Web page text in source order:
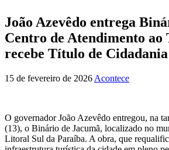
João Azevêdo entrega
Centro de Atendimento ao
recebe Título de Cidadania
15 de fevereiro de 2026 Acontece
O governador João Azevêdo entregou, na
(13), o Binário de Jacumã, localizado no
Litoral Sul da Paraíba. A obra, que